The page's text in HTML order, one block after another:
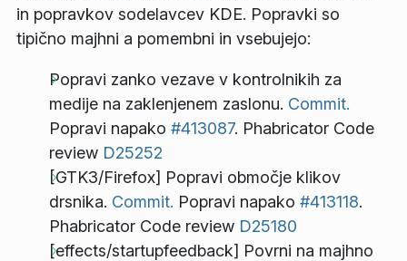
in popravkov sodelavcev KDE. Popravki so
tipično majhni a pomembni in vsebujejo:
Popravi zanko vezave v kontrolnikih za
medije na zaklenjenem zaslonu. Commit.
Popravi napako #413087. Phabricator Code
review D25252
[GTK3/Firefox] Popravi območje klikov
drsnika. Commit. Popravi napako #413118.
Phabricator Code review D25180
[effects/startupfeedback] Povrni na majhno